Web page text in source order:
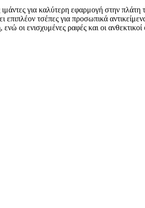
για καλύτερη εφαρμογή στην
επιπλέον τσέπες για προσωπικά
οι ενισχυμένες ραφές και οι